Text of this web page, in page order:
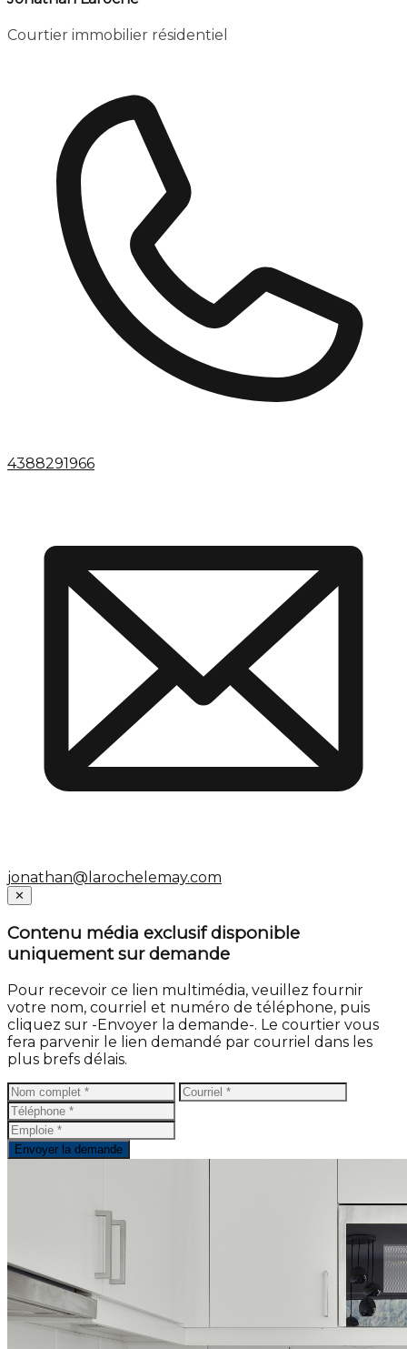
Courtier immobilier résidentiel
4388291966
jonathan@larochelemay.com
Close
✕
Contenu média exclusif disponible
uniquement sur demande
Pour recevoir ce lien multimédia, veuillez fournir
votre nom, courriel et numéro de téléphone, puis
cliquez sur -Envoyer la demande-. Le courtier vous
fera parvenir le lien demandé par courriel dans les
plus brefs délais.
Envoyer la demande